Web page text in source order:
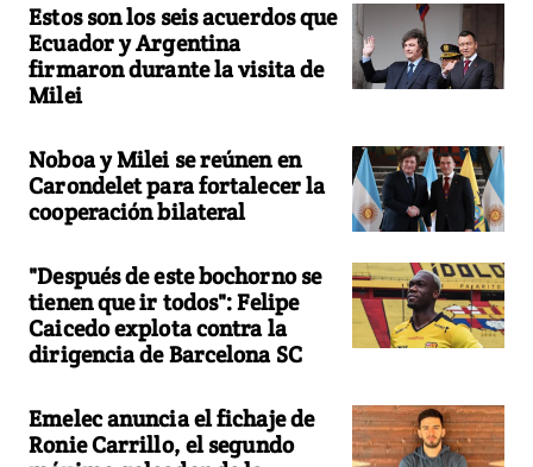
Estos son los seis acuerdos que
Ecuador y Argentina
firmaron durante la visita de
Milei
Noboa y Milei se reúnen en
Carondelet para fortalecer la
cooperación bilateral
"Después de este bochorno se
tienen que ir todos": Felipe
Caicedo explota contra la
dirigencia de Barcelona SC
Emelec anuncia el fichaje de
Ronie Carrillo, el segundo